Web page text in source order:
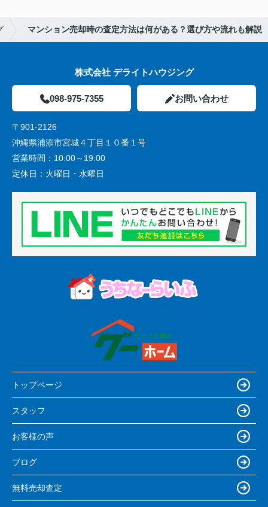
マンション売却時の査定方法は何がある？選び方や流れも解説
株式会社 デライトハウジング
098-975-7355 お問い合わせ
〒901-2126
沖縄県浦添市宮城４丁目１０番１号
営業時間： 10:00～19:00
定休日： 火曜日・水曜日
トップページ
スタッフ
お客様の声
ブログ
無料売却査定